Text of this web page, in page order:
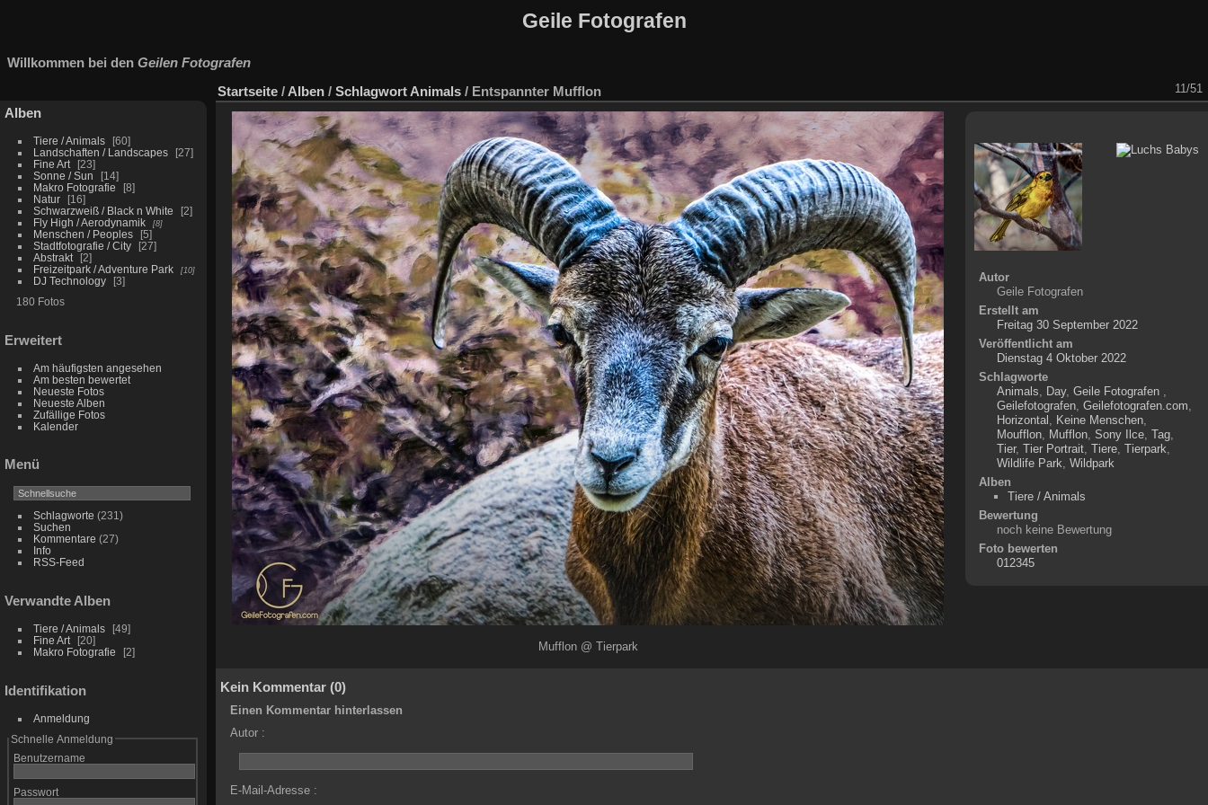
Geile Fotografen
Willkommen bei den Geilen Fotografen
Alben
Tiere / Animals
60
Landschaften / Landscapes
27
Fine Art
23
Sonne / Sun
14
Makro Fotografie
8
Natur
16
Schwarzweiß / Black n White
2
Fly High / Aerodynamik
8
Menschen / Peoples
5
Stadtfotografie / City
27
Abstrakt
2
Freizeitpark / Adventure Park
10
DJ Technology
3
180 Fotos
Erweitert
Am häufigsten angesehen
Am besten bewertet
Neueste Fotos
Neueste Alben
Zufällige Fotos
Kalender
Menü
Schlagworte (231)
Suchen
Kommentare (27)
Info
RSS-Feed
Verwandte Alben
Tiere / Animals
49
Fine Art
20
Makro Fotografie
2
Identifikation
Anmeldung
Schnelle Anmeldung
Benutzername
Passwort
Startseite / Alben / Schlagwort Animals / Entspannter Mufflon 11/51
Mufflon @ Tierpark
Autor
Geile Fotografen
Erstellt am
Freitag 30 September 2022
Veröffentlicht am
Dienstag 4 Oktober 2022
Schlagworte
Animals
Day, Geile Fotografen
Geilefotografen, Geilefotografen.com
Horizontal
Keine Menschen,
Moufflon, Mufflon, Sony Ilce, Tag,
Tier, Tier Portrait, Tiere, Tierpark
Wildlife Park Wildpark
Alben
Tiere / Animals
Bewertung
noch keine Bewertung
Foto bewerten
Kein Kommentar (0)
Einen Kommentar hinterlassen
Autor :
E-Mail-Adresse :